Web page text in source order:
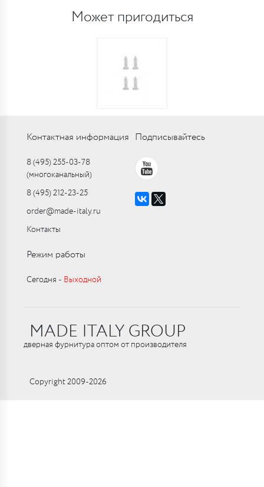
Может пригодиться
Контактная информация
8 (495) 255-03-78
(многоканальный)
8 (495) 212-23-25
order@made-italy.ru
Контакты
Подписывайтесь
Режим работы
Сегодня ‑ Выходной
MADE ITALY GROUP
дверная фурнитура оптом от производителя
Copyright 2009-2026